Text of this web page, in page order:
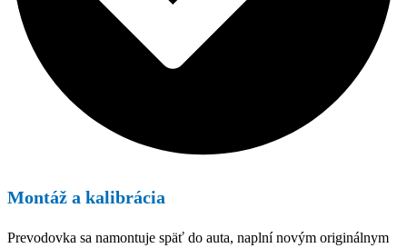
Montáž a kalibrácia
Prevodovka sa namontuje späť do auta, naplní novým originálnym